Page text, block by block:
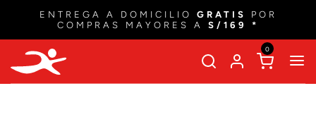
ENTREGA A DOMICILIO GRATIS
POR
COMPRAS MAYORES A S/169 *
0